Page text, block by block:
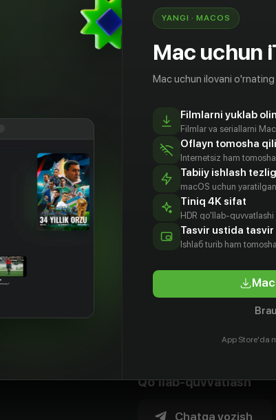
16+
Пятая группа крови
Qo'llab-quvvatlash
Chatga yozish
YANGI · MACOS
Mac uchun
Mac uchun ilovani
Filmlarni yuklab
Filmlar va seriallarni
Oflayn tomosha
Internetsiz ham
Tabiiy ishlash
macOS uchun
Tiniq 4K sifat
HDR qo'llab-quvvatlashi
Tasvir ustida tasvir
Ishlаб turib ham
App Store'da